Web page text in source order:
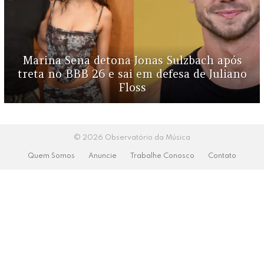
Marina Sena detona Jonas Sulzbach após
treta no BBB 26 e sai em defesa de Juliano
Floss
© 2026 Observatório da Música
Quem Somos Anuncie Trabalhe Conosco Contato